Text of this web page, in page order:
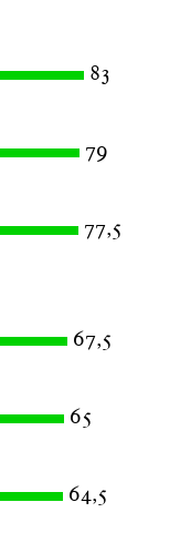
83
79
77,5
67,5
65
64,5